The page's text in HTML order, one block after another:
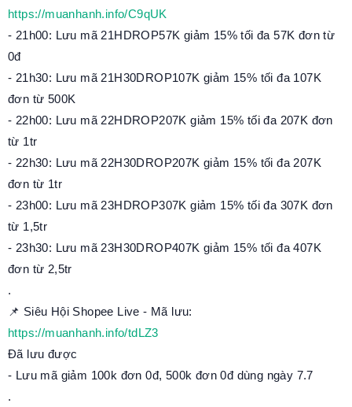
https://muanhanh.info/C9qUK
- 21h00: Lưu mã 21HDROP57K giảm 15% tối đa 57K đơn từ
0đ
- 21h30: Lưu mã 21H30DROP107K giảm 15% tối đa 107K
đơn từ 500K
- 22h00: Lưu mã 22HDROP207K giảm 15% tối đa 207K đơn
từ 1tr
- 22h30: Lưu mã 22H30DROP207K giảm 15% tối đa 207K
đơn từ 1tr
- 23h00: Lưu mã 23HDROP307K giảm 15% tối đa 307K đơn
từ 1,5tr
- 23h30: Lưu mã 23H30DROP407K giảm 15% tối đa 407K
đơn từ 2,5tr
.
📌 Siêu Hội Shopee Live - Mã lưu:
https://muanhanh.info/tdLZ3
Đã lưu được
- Lưu mã giảm 100k đơn 0đ, 500k đơn 0đ dùng ngày 7.7
.